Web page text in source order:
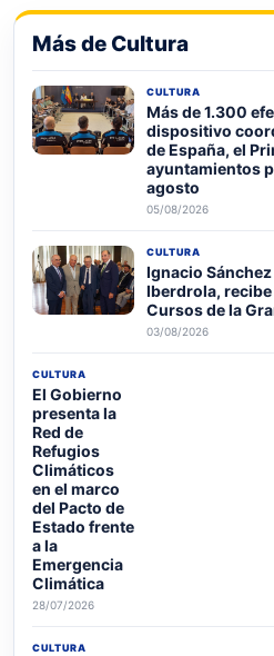
Más de Cultura
CULTURA
Más de 1.300
dispositivo
de España, el
ayuntamientos
agosto
05/08/2026
CULTURA
Ignacio
Iberdrola, recibe
Cursos de la
03/08/2026
CULTURA
El Gobierno
presenta la
Red de
Refugios
Climáticos
en el marco
del Pacto de
Estado frente
a la
Emergencia
Climática
28/07/2026
CULTURA